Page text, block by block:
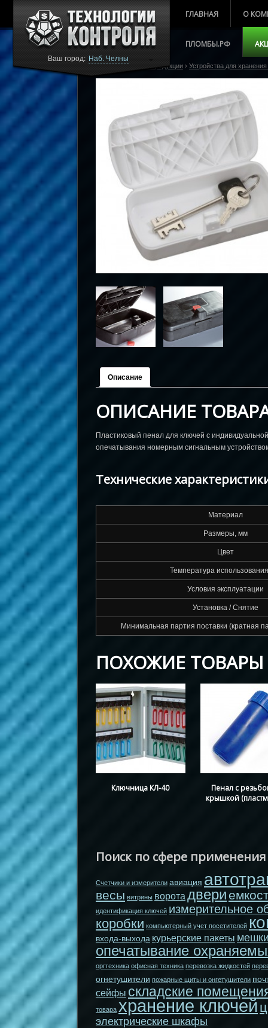
Ваш город: Наб. Челны
ГЛАВНАЯ О
ПЛОМБЫ.РФ
Главная›Каталог продукции › Устройства для
Описание
ОПИСАНИЕ
Пластиковый пенал для ключей с
опечатывания номерным сигнальным
Технические
Материал
Размеры, мм
Цвет
Температура
Условия эксплуатации
Установка / Снятие
Минимальная партия поставки (кратная
ПОХОЖИЕ ТОВАРЫ
Ключница КЛ-40
Пенал с
крышкой
Поиск по сфере применения
Счетчики и измерители авиация
весы витрины ворота двери
идентификация ключей измерительное
коробки компьютерный учет посетителей
входа-выхода курьерские пакеты
опечатывание
оргтехника офисная техника перевозка жидкостей
огнетушители пожарные щиты и онгетушители
сейфы складские
товара хранение ключей
электрические шкафы